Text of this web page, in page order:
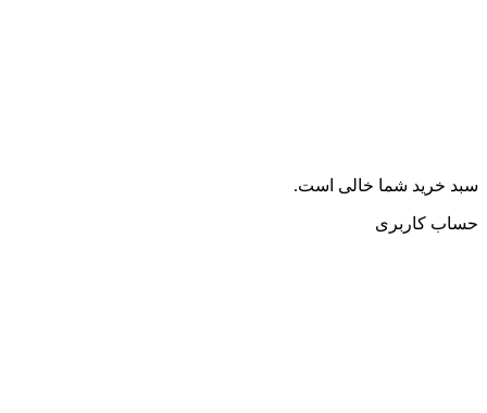
سبد خرید شما خالی است.
حساب کاربری